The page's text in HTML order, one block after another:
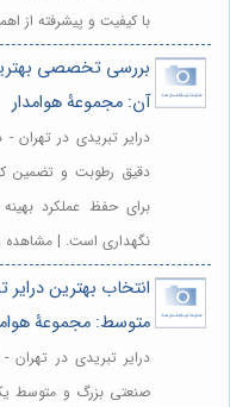
با کیفیت و پیشرفته از
بررسی تخصصی
آن: مجموعۀ هوامدار
درایر تبریدی در تهران
دقیق رطوبت و تضمین
برای حفظ عملکرد
نگهداری است. | مشاهده
انتخاب بهترین
متوسط: مجموعۀ
درایر تبریدی در تهران
صنعتی بزرگ و متوسط